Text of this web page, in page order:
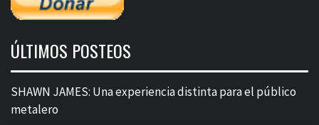
ÚLTIMOS POSTEOS
SHAWN JAMES: Una experiencia distinta para el público
metalero